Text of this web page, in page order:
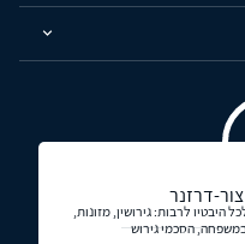
דרזנר
היבטיו לרבות: גירושין, מזונות,
הסכמי גירוש